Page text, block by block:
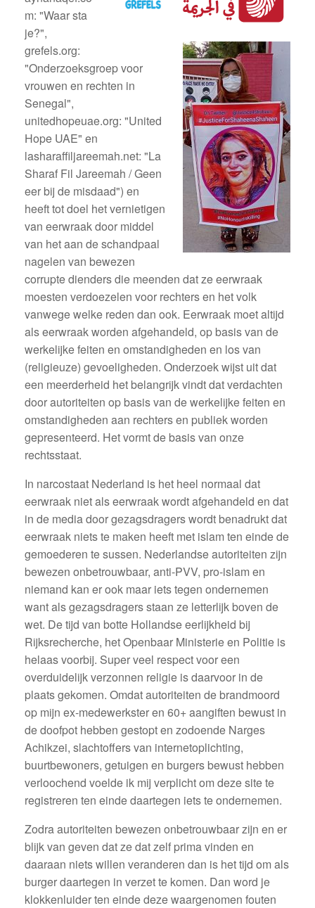
m: "Waar sta
je?",
grefels.org:
"Onderzoeksgroep voor
vrouwen en rechten in
Senegal",
unitedhopeuae.org: "United
Hope UAE" en
lasharaffiljareemah.net: "La
Sharaf Fil Jareemah / Geen
eer bij de misdaad") en
heeft tot doel het vernietigen
van eerwraak door middel
van het aan de schandpaal
nagelen van bewezen
corrupte dienders die meenden dat ze eerwraak
moesten verdoezelen voor rechters en het volk
vanwege welke reden dan ook. Eerwraak moet altijd
als eerwraak worden afgehandeld, op basis van de
werkelijke feiten en omstandigheden en los van
(religieuze) gevoeligheden. Onderzoek wijst uit dat
een meerderheid het belangrijk vindt dat verdachten
door autoriteiten op basis van de werkelijke feiten en
omstandigheden aan rechters en publiek worden
gepresenteerd. Het vormt de basis van onze
rechtsstaat.
In narcostaat Nederland is het heel normaal dat
eerwraak niet als eerwraak wordt afgehandeld en dat
in de media door gezagsdragers wordt benadrukt dat
eerwraak niets te maken heeft met islam ten einde de
gemoederen te sussen. Nederlandse autoriteiten zijn
bewezen onbetrouwbaar, anti-PVV, pro-islam en
niemand kan er ook maar iets tegen ondernemen
want als gezagsdragers staan ze letterlijk boven de
wet. De tijd van botte Hollandse eerlijkheid bij
Rijksrecherche, het Openbaar Ministerie en Politie is
helaas voorbij. Super veel respect voor een
overduidelijk verzonnen religie is daarvoor in de
plaats gekomen. Omdat autoriteiten de brandmoord
op mijn ex-medewerkster en 60+ aangiften bewust in
de doofpot hebben gestopt en zodoende Narges
Achikzei, slachtoffers van internetoplichting,
buurtbewoners, getuigen en burgers bewust hebben
verloochend voelde ik mij verplicht om deze site te
registreren ten einde daartegen iets te ondernemen.
Zodra autoriteiten bewezen onbetrouwbaar zijn en er
blijk van geven dat ze dat zelf prima vinden en
daaraan niets willen veranderen dan is het tijd om als
burger daartegen in verzet te komen. Dan word je
klokkenluider ten einde deze waargenomen fouten